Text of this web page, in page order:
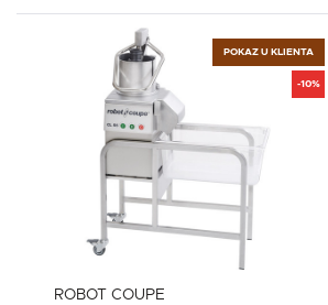
POKAZ U KLIENTA
-10%
ROBOT COUPE